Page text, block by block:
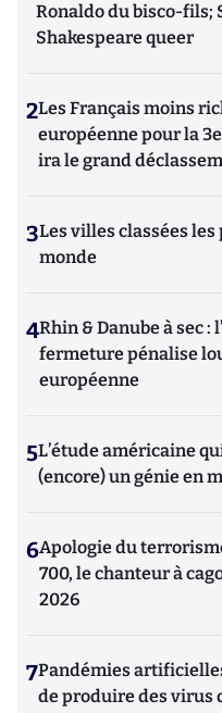
Ronaldo du bisco-fils;
Shakespeare queer
2Les Français moins
européenne pour la
ira le grand
3Les villes classées
monde
4Rhin & Danube à sec :
fermeture pénalise
européenne
5L’étude américaine
(encore) un génie en
6Apologie du
700, le chanteur à
2026
7Pandémies
de produire des virus